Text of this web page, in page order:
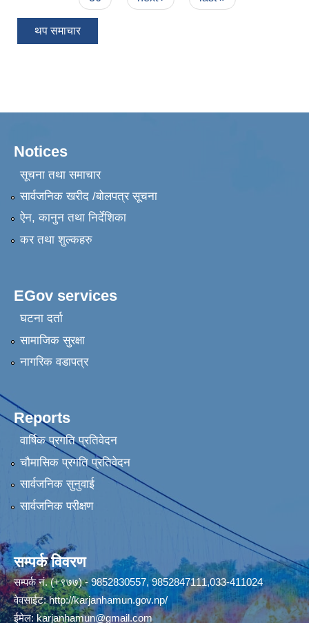
थप समाचार
Notices
सूचना तथा समाचार
सार्वजनिक खरीद /बोलपत्र सूचना
ऐन, कानुन तथा निर्देशिका
कर तथा शुल्कहरु
EGov services
घटना दर्ता
सामाजिक सुरक्षा
नागरिक वडापत्र
Reports
वार्षिक प्रगति प्रतिवेदन
चौमासिक प्रगति प्रतिवेदन
सार्वजनिक सुनुवाई
सार्वजनिक परीक्षण
सम्पर्क विवरण
सम्पर्क नं. (+९७७) - 9852830557, 9852847111,033-411024
वेवसाईट:http://karjanhamun.gov.np/
ईमेल:karjanhamun@gmail.com